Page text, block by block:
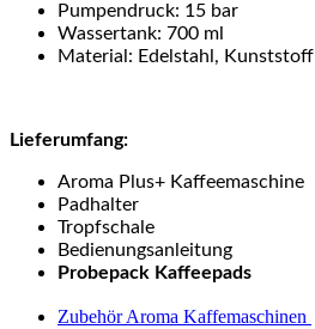
Pumpendruck: 15 bar
Wassertank: 700 ml
Material: Edelstahl, Kunststoff
Lieferumfang:
Aroma Plus+ Kaffeemaschine
Padhalter
Tropfschale
Bedienungsanleitung
Probepack Kaffeepads
Zubehör Aroma Kaffemaschinen